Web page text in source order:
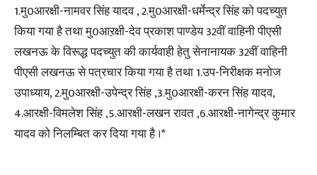
1.मु0आरक्षी-नामवर सिंह यादव , 2.मु0आरक्षी-धर्मेन्द्र सिंह को पदच्युत
किया गया है तथा मु0आऱक्षी-देव प्रकाश पाण्डेय 32वीं वाहिनी पीएसी
लखनऊ के विरूद्ध पदच्युत की कार्यवाही हेतु सेनानायक 32वीं वाहिनी
पीएसी लखनऊ से पत्रचार किया गया है तथा 1.उप-निरीक्षक मनोज
उपाध्याय, 2.मु0आरक्षी-उपेन्द्र सिंह ,3.मु0आरक्षी-करन सिंह यादव,
4.आरक्षी-विमलेश सिंह ,5.आरक्षी-लखन रावत ,6.आरक्षी-नागेन्द्र कुमार
यादव को निलम्बित कर दिया गया है ।*